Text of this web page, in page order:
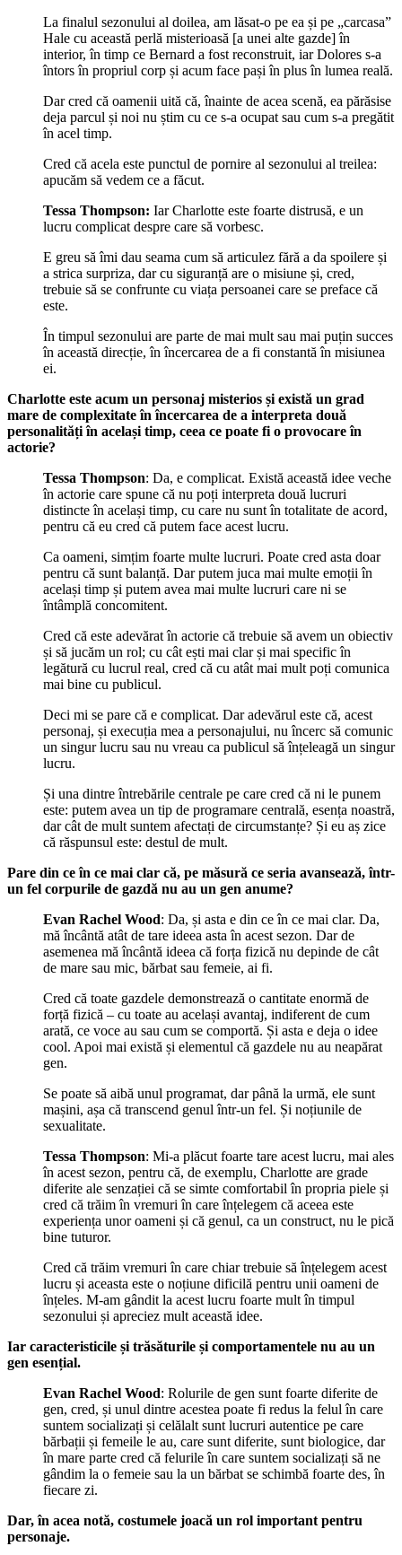
La finalul sezonului al doilea, am lăsat-o pe ea și pe „carcasa”
Hale cu această perlă misterioasă [a unei alte gazde] în
interior, în timp ce Bernard a fost reconstruit, iar Dolores s-a
întors în propriul corp și acum face pași în plus în lumea reală.
Dar cred că oamenii uită că, înainte de acea scenă, ea părăsise
deja parcul și noi nu știm cu ce s-a ocupat sau cum s-a pregătit
în acel timp.
Cred că acela este punctul de pornire al sezonului al treilea:
apucăm să vedem ce a făcut.
Tessa Thompson: Iar Charlotte este foarte distrusă, e un
lucru complicat despre care să vorbesc.
E greu să îmi dau seama cum să articulez fără a da spoilere și
a strica surpriza, dar cu siguranță are o misiune și, cred,
trebuie să se confrunte cu viața persoanei care se preface că
este.
În timpul sezonului are parte de mai mult sau mai puțin succes
în această direcție, în încercarea de a fi constantă în misiunea
ei.
Charlotte este acum un personaj misterios și există un grad
mare de complexitate în încercarea de a interpreta două
personalități în același timp, ceea ce poate fi o provocare în
actorie?
Tessa Thompson: Da, e complicat. Există această idee veche
în actorie care spune că nu poți interpreta două lucruri
distincte în același timp, cu care nu sunt în totalitate de acord,
pentru că eu cred că putem face acest lucru.
Ca oameni, simțim foarte multe lucruri. Poate cred asta doar
pentru că sunt balanță. Dar putem juca mai multe emoții în
același timp și putem avea mai multe lucruri care ni se
întâmplă concomitent.
Cred că este adevărat în actorie că trebuie să avem un obiectiv
și să jucăm un rol; cu cât ești mai clar și mai specific în
legătură cu lucrul real, cred că cu atât mai mult poți comunica
mai bine cu publicul.
Deci mi se pare că e complicat. Dar adevărul este că, acest
personaj, și execuția mea a personajului, nu încerc să comunic
un singur lucru sau nu vreau ca publicul să înțeleagă un singur
lucru.
Și una dintre întrebările centrale pe care cred că ni le punem
este: putem avea un tip de programare centrală, esența noastră,
dar cât de mult suntem afectați de circumstanțe? Și eu aș zice
că răspunsul este: destul de mult.
Pare din ce în ce mai clar că, pe măsură ce seria avansează, într-
un fel corpurile de gazdă nu au un gen anume?
Evan Rachel Wood: Da, și asta e din ce în ce mai clar. Da,
mă încântă atât de tare ideea asta în acest sezon. Dar de
asemenea mă încântă ideea că forța fizică nu depinde de cât
de mare sau mic, bărbat sau femeie, ai fi.
Cred că toate gazdele demonstrează o cantitate enormă de
forță fizică – cu toate au același avantaj, indiferent de cum
arată, ce voce au sau cum se comportă. Și asta e deja o idee
cool. Apoi mai există și elementul că gazdele nu au neapărat
gen.
Se poate să aibă unul programat, dar până la urmă, ele sunt
mașini, așa că transcend genul într-un fel. Și noțiunile de
sexualitate.
Tessa Thompson: Mi-a plăcut foarte tare acest lucru, mai ales
în acest sezon, pentru că, de exemplu, Charlotte are grade
diferite ale senzației că se simte comfortabil în propria piele și
cred că trăim în vremuri în care înțelegem că aceea este
experiența unor oameni și că genul, ca un construct, nu le pică
bine tuturor.
Cred că trăim vremuri în care chiar trebuie să înțelegem acest
lucru și aceasta este o noțiune dificilă pentru unii oameni de
înțeles. M-am gândit la acest lucru foarte mult în timpul
sezonului și apreciez mult această idee.
Iar caracteristicile și trăsăturile și comportamentele nu au un
gen esențial.
Evan Rachel Wood: Rolurile de gen sunt foarte diferite de
gen, cred, și unul dintre acestea poate fi redus la felul în care
suntem socializați și celălalt sunt lucruri autentice pe care
bărbații și femeile le au, care sunt diferite, sunt biologice, dar
în mare parte cred că felurile în care suntem socializați să ne
gândim la o femeie sau la un bărbat se schimbă foarte des, în
fiecare zi.
Dar, în acea notă, costumele joacă un rol important pentru
personaje.